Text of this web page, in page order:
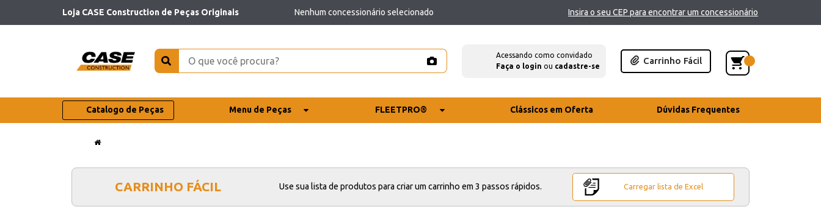
Loja CASE Construction de Peças Originais Nenhum concessionário selecionado Insira o seu CEP para encontrar um concessionário
Acessando como convidado
Faça o login ou cadastre-se
Carrinho Fácil
Catalogo de Peças Menu de Peças FLEETPRO® Clássicos em Oferta Dúvidas Frequentes
CARRINHO FÁCIL Use sua lista de produtos para criar um carrinho em 3 passos rápidos. Carregar lista de Excel